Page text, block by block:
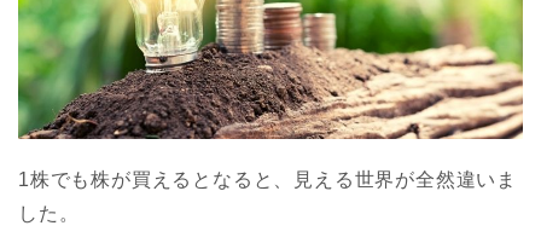
1株でも株が買えるとなると、見える世界が全然違いま
した。